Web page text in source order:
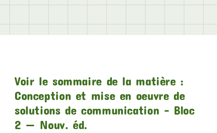
Voir le sommaire de la matière :
Conception et mise en oeuvre de
solutions de communication – Bloc
2 — Nouv. éd.